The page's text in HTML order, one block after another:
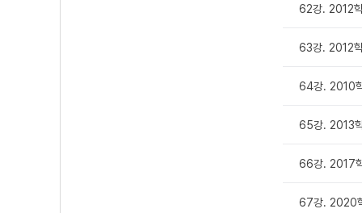
62강. 2012
63강. 2012
64강. 2010
65강. 2013
66강. 2017
67강. 2020